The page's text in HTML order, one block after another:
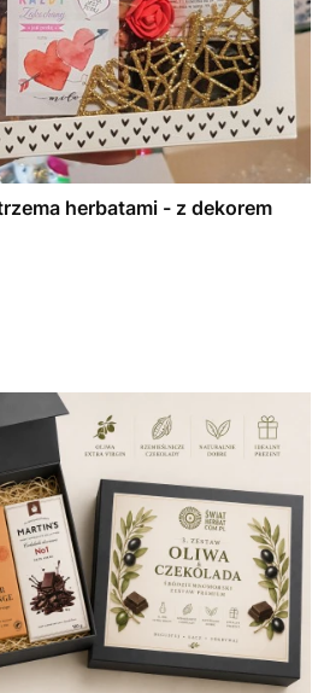
herbatami - z dekorem